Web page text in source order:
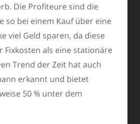
Die Profiteure sind die
so bei einem Kauf über eine
viel Geld sparen, da diese
Fixkosten als eine stationäre
Trend der Zeit hat auch
erkannt und bietet
50 % unter dem